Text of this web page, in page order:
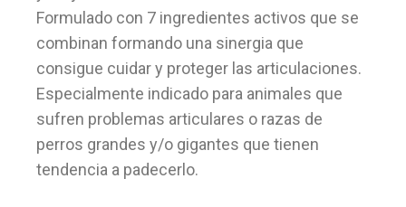
Formulado con 7 ingredientes activos que se
combinan formando una sinergia que
consigue cuidar y proteger las articulaciones.
Especialmente indicado para animales que
sufren problemas articulares o razas de
perros grandes y/o gigantes que tienen
tendencia a padecerlo.